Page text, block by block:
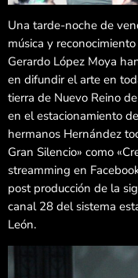
Una tarde-noche de
música y
Gerardo López Moya
en difundir el arte en
tierra de Nuevo Reino
en el estacionamiento
hermanos Hernández
Gran Silencio» como
streamming en
post producción de la
canal 28 del sistema
León.